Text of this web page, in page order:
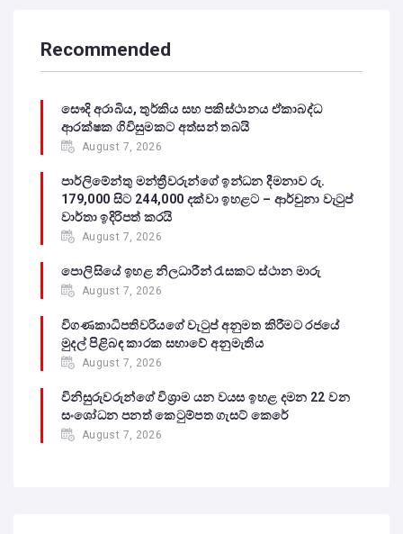
Recommended
සෞදි අරාබිය, තුර්කිය සහ පකිස්ථානය ඒකාබද්ධ
ආරක්ෂක ගිවිසුමකට අත්සන් තබයි
August 7, 2026
පාර්ලිමේන්තු මන්ත්‍රීවරුන්ගේ ඉන්ධන දීමනාව රු.
179,000 සිට 244,000 දක්වා ඉහළට – ආර්චුනා වැටුප්
වාර්තා ඉදිරිපත් කරයි
August 7, 2026
පොලිසියේ ඉහළ නිලධාරීන් රැසකට ස්ථාන මාරු
August 7, 2026
විගණකාධිපතිවරියගේ වැටුප් අනුමත කිරීමට රජයේ
මුදල් පිළිබඳ කාරක සභාවේ අනුමැතිය
August 7, 2026
විනිසුරුවරුන්ගේ විශ්‍රාම යන වයස ඉහළ දමන 22 වන
සංශෝධන පනත් කෙටුම්පත ගැසට් කෙරේ
August 7, 2026